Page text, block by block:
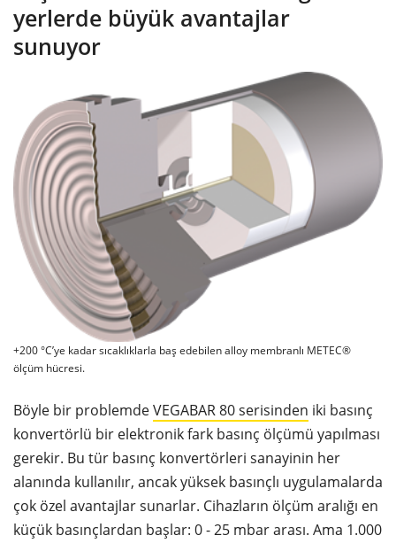
yerlerde büyük avantajlar
sunuyor
+200 °C’ye kadar sıcaklıklarla baş edebilen alloy membranlı METEC®
ölçüm hücresi.
Böyle bir problemdeVEGABAR 80 serisinden iki basınç
konvertörlü bir elektronik fark basınç ölçümü yapılması
gerekir. Bu tür basınç konvertörleri sanayinin her
alanında kullanılır, ancak yüksek basınçlı uygulamalarda
çok özel avantajlar sunarlar. Cihazların ölçüm aralığı en
küçük basınçlardan başlar: 0 - 25 mbar arası. Ama 1.000